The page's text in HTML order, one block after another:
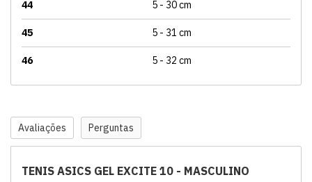
44 5 - 30 cm
45 5 - 31 cm
46 5 - 32 cm
Avaliações Perguntas
TENIS ASICS GEL EXCITE 10 - MASCULINO